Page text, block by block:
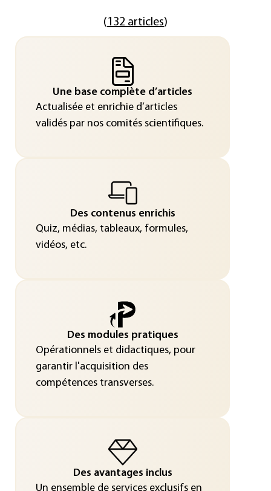
(132 articles)
Une base complète d’articles
Actualisée et enrichie d’articles
validés par nos comités scientifiques.
Des contenus enrichis
Quiz, médias, tableaux, formules,
vidéos, etc.
Des modules pratiques
Opérationnels et didactiques, pour
garantir l'acquisition des
compétences transverses.
Des avantages inclus
Un ensemble de services exclusifs en